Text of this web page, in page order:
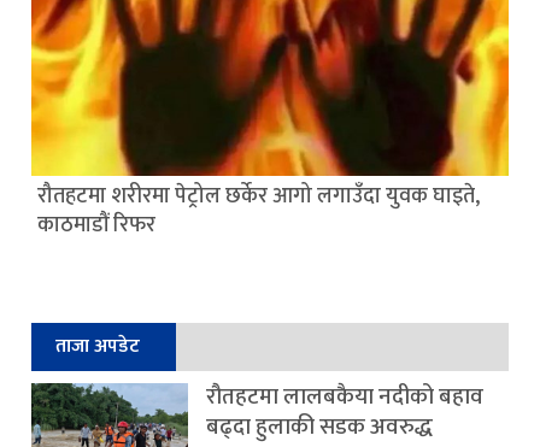
रौतहटमा शरीरमा पेट्रोल छर्केर आगो लगाउँदा युवक घाइते,
काठमाडौं रिफर
ताजा अपडेट
रौतहटमा लालबकैया नदीको बहाव
बढ्दा हुलाकी सडक अवरुद्ध